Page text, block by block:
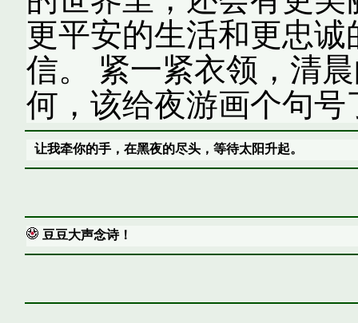
更平安的生活和更忠
信。 紧一紧衣领，清
何，该给夜游画个句号
让我牵你的手，在黑夜的尽头，等待太阳升起。
豆豆大声念诗！